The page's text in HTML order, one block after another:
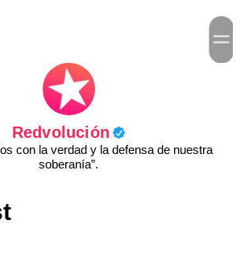
Redvolución
con la verdad y la defensa de nuestra
soberanía”.